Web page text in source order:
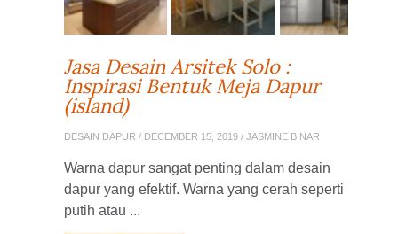
Jasa Desain Arsitek Solo :
Inspirasi Bentuk Meja Dapur
(island)
DESAIN DAPUR / DECEMBER 15, 2019 / JASMINE BINAR
Warna dapur sangat penting dalam desain
dapur yang efektif. Warna yang cerah seperti
putih atau ...